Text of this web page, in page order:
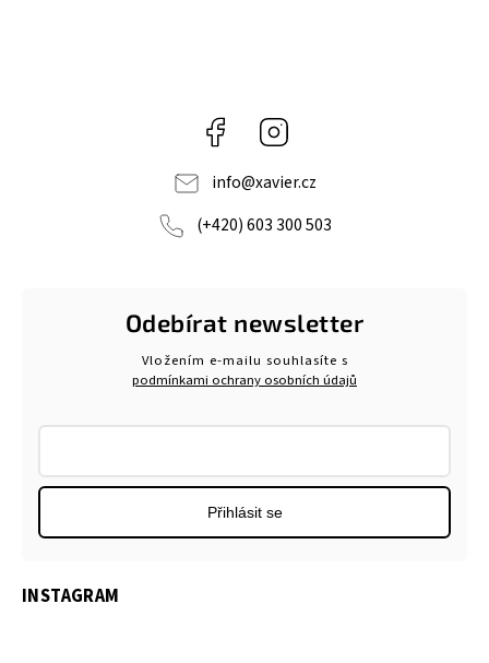
Facebook
info@xavier.cz
(+420) 603 300 503
Odebírat newsletter
Vložením e-mailu souhlasíte s
podmínkami ochrany osobních údajů
Přihlásit se
INSTAGRAM